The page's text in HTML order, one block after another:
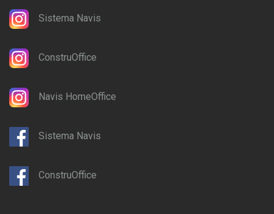
Sistema Navis
ConstruOffice
Navis HomeOffice
Sistema Navis
ConstruOffice